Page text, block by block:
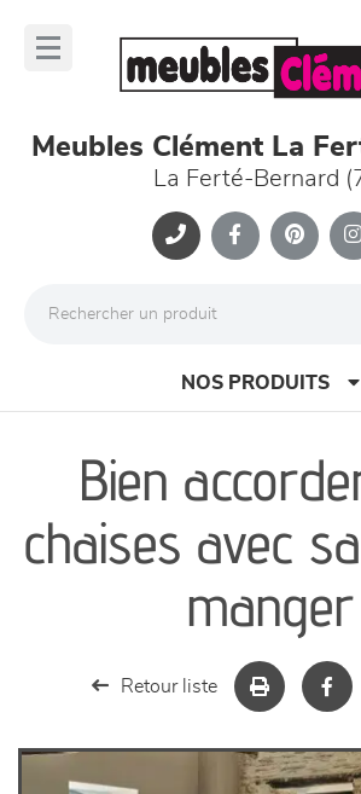
Meubles Clément La
La Ferté-Bernard
NOS PRODUITS
canapés et fauteuils
séjours
chambres et dressing
literie
Bien
chaises avec
manger
Retour liste